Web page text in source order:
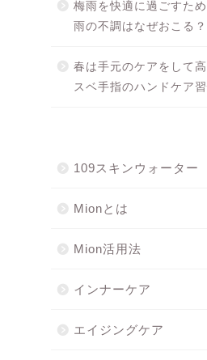
梅雨を快適に過ごすた
雨の不調はなぜおこる？
春は手元のケアをして
スベ手指のハンドケア
109スキンウォーター
Mionとは
Mion活用法
インナーケア
エイジングケア